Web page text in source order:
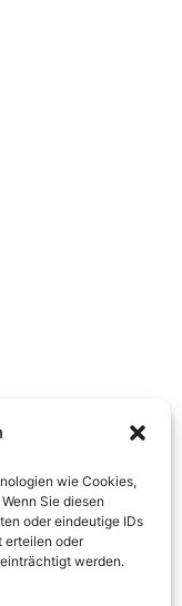
wie Cookies,
Sie diesen
oder eindeutige IDs
erteilen oder
werden.